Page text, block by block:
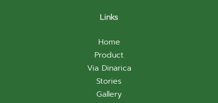
Links
Home
Product
Via Dinarica
Stories
Gallery